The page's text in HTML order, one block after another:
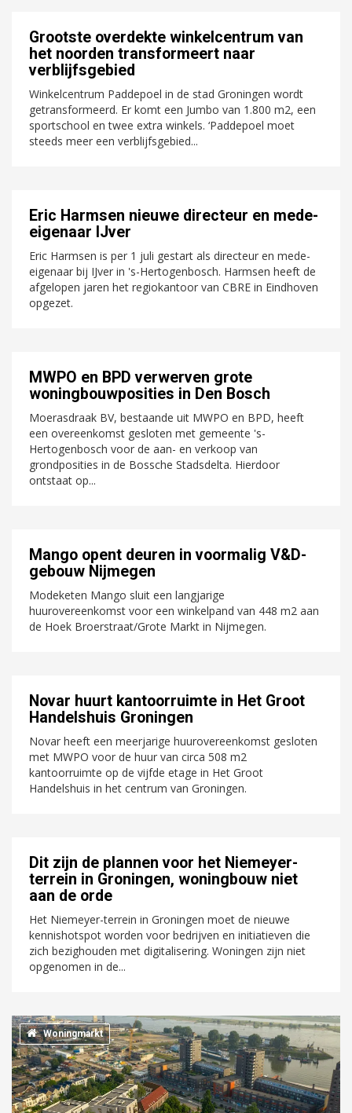
Grootste overdekte winkelcentrum van
het noorden transformeert naar
verblijfsgebied
Winkelcentrum Paddepoel in de stad Groningen wordt
getransformeerd. Er komt een Jumbo van 1.800 m2, een
sportschool en twee extra winkels. ‘Paddepoel moet
steeds meer een verblijfsgebied...
Eric Harmsen nieuwe directeur en mede-
eigenaar IJver
Eric Harmsen is per 1 juli gestart als directeur en mede-
eigenaar bij IJver in 's-Hertogenbosch. Harmsen heeft de
afgelopen jaren het regiokantoor van CBRE in Eindhoven
opgezet.
MWPO en BPD verwerven grote
woningbouwposities in Den Bosch
Moerasdraak BV, bestaande uit MWPO en BPD, heeft
een overeenkomst gesloten met gemeente 's-
Hertogenbosch voor de aan- en verkoop van
grondposities in de Bossche Stadsdelta. Hierdoor
ontstaat op...
Mango opent deuren in voormalig V&D-
gebouw Nijmegen
Modeketen Mango sluit een langjarige
huurovereenkomst voor een winkelpand van 448 m2 aan
de Hoek Broerstraat/Grote Markt in Nijmegen.
Novar huurt kantoorruimte in Het Groot
Handelshuis Groningen
Novar heeft een meerjarige huurovereenkomst gesloten
met MWPO voor de huur van circa 508 m2
kantoorruimte op de vijfde etage in Het Groot
Handelshuis in het centrum van Groningen.
Dit zijn de plannen voor het Niemeyer-
terrein in Groningen, woningbouw niet
aan de orde
Het Niemeyer-terrein in Groningen moet de nieuwe
kennishotspot worden voor bedrijven en initiatieven die
zich bezighouden met digitalisering. Woningen zijn niet
opgenomen in de...
Woningmarkt